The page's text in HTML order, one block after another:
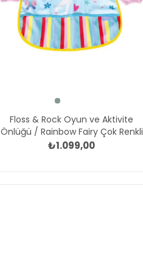
Floss & Rock Oyun ve Aktivite
Önlüğü / Rainbow Fairy Çok Renkli
₺1.099,00